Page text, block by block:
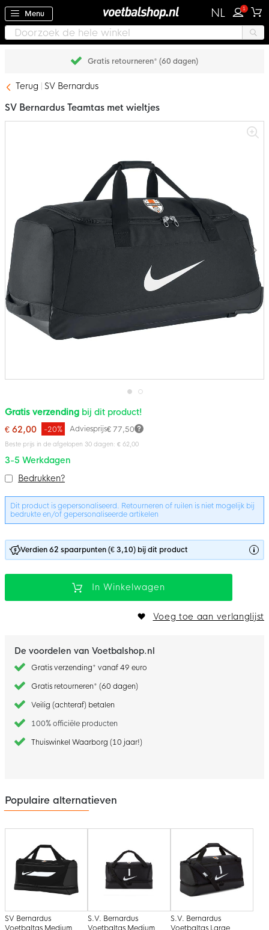
Menu NL 1
Gratis retourneren* (60 dagen)
Terug SV Bernardus
Ga
naar
begin
van
afbeeldingen-
SV Bernardus Teamtas met wieltjes
Gratis verzending bij dit product!
€ 62,00
Adviesprijs€ 77,50
-20%
Beste prijs in de afgelopen 30 dagen: € 62,00
3-5 Werkdagen
Bundelopties
Bedrukken?
Dit product is gepersonaliseerd. Retourneren of ruilen is niet mogelijk bij
bedrukte en/of gepersonaliseerde artikelen
Verdien 62 spaarpunten (€ 3,10) bij dit product
In Winkelwagen
Voeg toe aan verlanglijst
De voordelen van Voetbalshop.nl
Gratis verzending* vanaf 49 euro
Gratis retourneren* (60 dagen)
Veilig (achteraf) betalen
100% officiële producten
Thuiswinkel Waarborg (10 jaar!)
Populaire alternatieven
SV Bernardus
S.V. Bernardus
S.V. Bernardus